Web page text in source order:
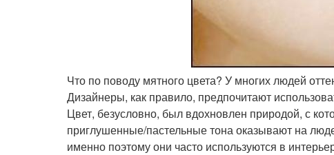
Что по поводу мятного цвета? У многих людей
Дизайнеры, как правило, предпочитают
Цвет, безусловно, был вдохновлен природой, с
приглушенные/пастельные тона оказывают на
именно поэтому они часто используются в